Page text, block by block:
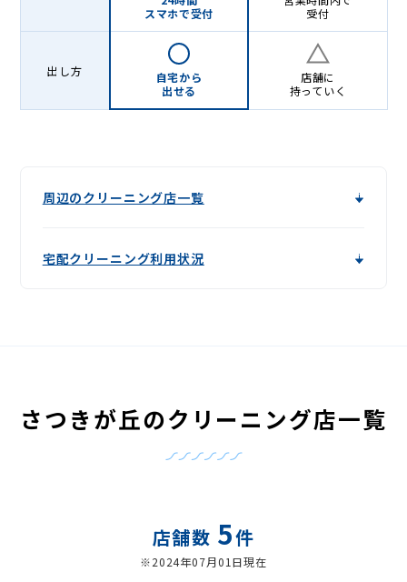
スマホで受付
受付
出し方
自宅から
出せる
店舗に
持っていく
周辺のクリーニング店一覧
宅配クリーニング利用状況
さつきが丘のクリーニング店一覧
店舗数 5件
※2024年07月01日現在